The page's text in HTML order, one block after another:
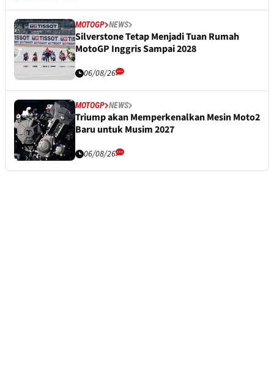
MOTOGP NEWS
Silverstone Tetap Menjadi Tuan Rumah
MotoGP Inggris Sampai 2028
06/08/26
MOTOGP NEWS
Triump akan Memperkenalkan Mesin Moto2
Baru untuk Musim 2027
06/08/26